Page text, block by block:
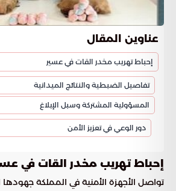
عناوين المقال
إحباط تهريب مخدر القات في عسير
تفاصيل الضبطية والنتائج الميدانية
المسؤولية المشتركة وسبل الإبلاغ
دور الوعي في تعزيز الأمن
إحباط تهريب مخدر القات في
تواصل الأجهزة الأمنية في المملكة